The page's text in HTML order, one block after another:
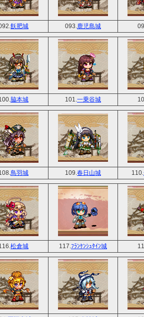
飫肥城 093. 鹿児島城
脇本城 101. 一乗谷城
鳥羽城 109. 春日山城 110.
松倉城 117. ﾌﾗﾝｹﾝｼｭﾀｲﾝ城